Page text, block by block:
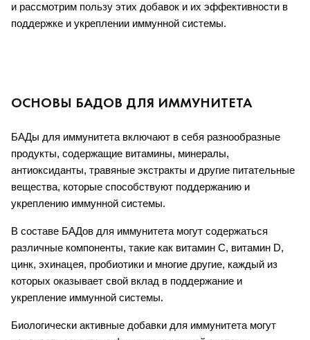
и рассмотрим пользу этих добавок и их эффективности в
поддержке и укреплении иммунной системы.
ОСНОВЫ БАДОВ ДЛЯ ИММУНИТЕТА
БАДы для иммунитета включают в себя разнообразные
продукты, содержащие витамины, минералы,
антиоксиданты, травяные экстракты и другие питательные
вещества, которые способствуют поддержанию и
укреплению иммунной системы.
В составе БАДов для иммунитета могут содержаться
различные компоненты, такие как витамин С, витамин D,
цинк, эхинацея, пробиотики и многие другие, каждый из
которых оказывает свой вклад в поддержание и
укрепление иммунной системы.
Биологически активные добавки для иммунитета могут